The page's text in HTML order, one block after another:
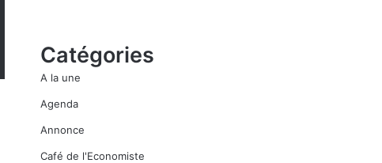
Catégories
A la une
Agenda
Annonce
Café de l'Economiste